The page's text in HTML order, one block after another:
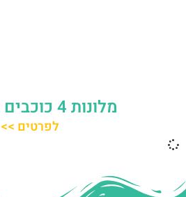
מלונות 4 כוכבים במלאגה
לפרטים >>